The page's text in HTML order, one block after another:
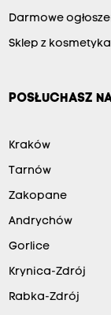
Darmowe
Sklep z
POSŁUCHASZ
Kraków
Tarnów
Zakopane
Andrychów
Gorlice
Krynica-Zdrój
Rabka-Zdrój